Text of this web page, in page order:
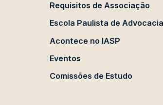
Requisitos de Associação
Escola Paulista de Advocacia
Acontece no IASP
Eventos
Comissões de Estudo